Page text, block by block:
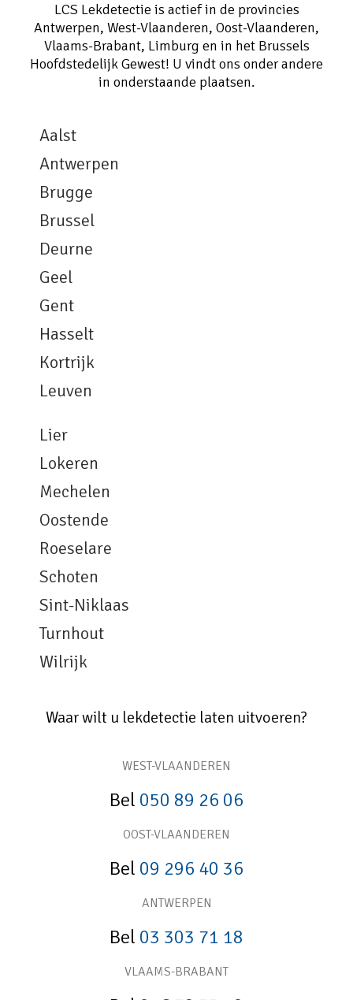
LCS Lekdetectie is actief in de provincies
Antwerpen, West-Vlaanderen, Oost-Vlaanderen,
Vlaams-Brabant, Limburg en in het Brussels
Hoofdstedelijk Gewest! U vindt ons onder andere
in onderstaande plaatsen.
Aalst
Antwerpen
Brugge
Brussel
Deurne
Geel
Gent
Hasselt
Kortrijk
Leuven
Lier
Lokeren
Mechelen
Oostende
Roeselare
Schoten
Sint-Niklaas
Turnhout
Wilrijk
Waar wilt u lekdetectie laten uitvoeren?
WEST-VLAANDEREN
Bel 050 89 26 06
OOST-VLAANDEREN
Bel 09 296 40 36
ANTWERPEN
Bel 03 303 71 18
VLAAMS-BRABANT